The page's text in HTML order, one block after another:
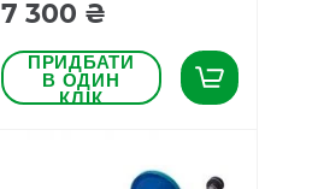
7 300 ₴
ПРИДБАТИ
В ОДИН
КЛІК